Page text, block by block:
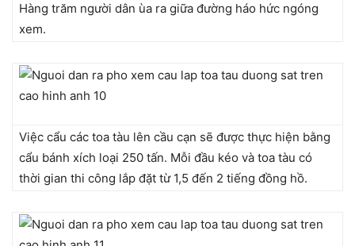
Hàng trăm người dân ùa ra giữa đường háo hức ngóng
xem.
Việc cẩu các toa tàu lên cầu cạn sẽ được thực hiện bằng
cẩu bánh xích loại 250 tấn. Mỗi đầu kéo và toa tàu có
thời gian thi công lắp đặt từ 1,5 đến 2 tiếng đồng hồ.